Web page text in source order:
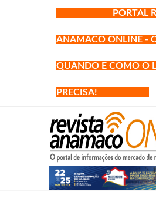
PORTAL
ANAMACO ONLINE -
QUANDO E COMO O
PRECISA!